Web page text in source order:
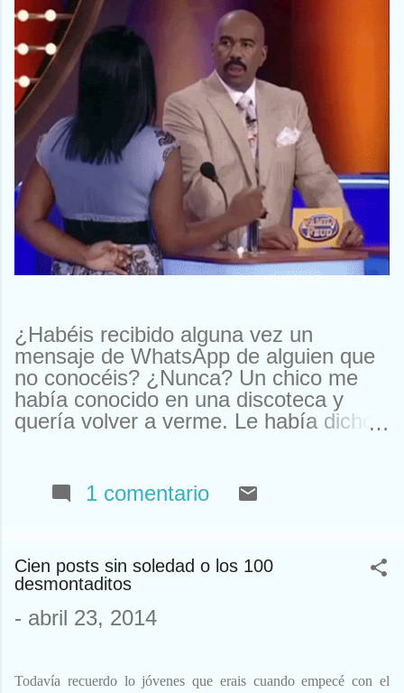
¿Habéis recibido alguna vez un
mensaje de WhatsApp de alguien que
no conocéis? ¿Nunca? Un chico me
había conocido en una discoteca y
quería volver a verme. Le había dicho
Estuve a punto de llamarle y quedar.
Pero resulta que nos habíamos visto
Houston. El caso es que, como ya
sabéis, yo no me llamo Susan y nunca
he estado allí (eso no lo sabíais). Así
comprarme un reloj. Que yo al mío le
1 comentario
Cien posts sin soledad o los 100
desmontaditos
- abril 23, 2014
Todavía recuerdo lo jóvenes que erais cuando empecé con el